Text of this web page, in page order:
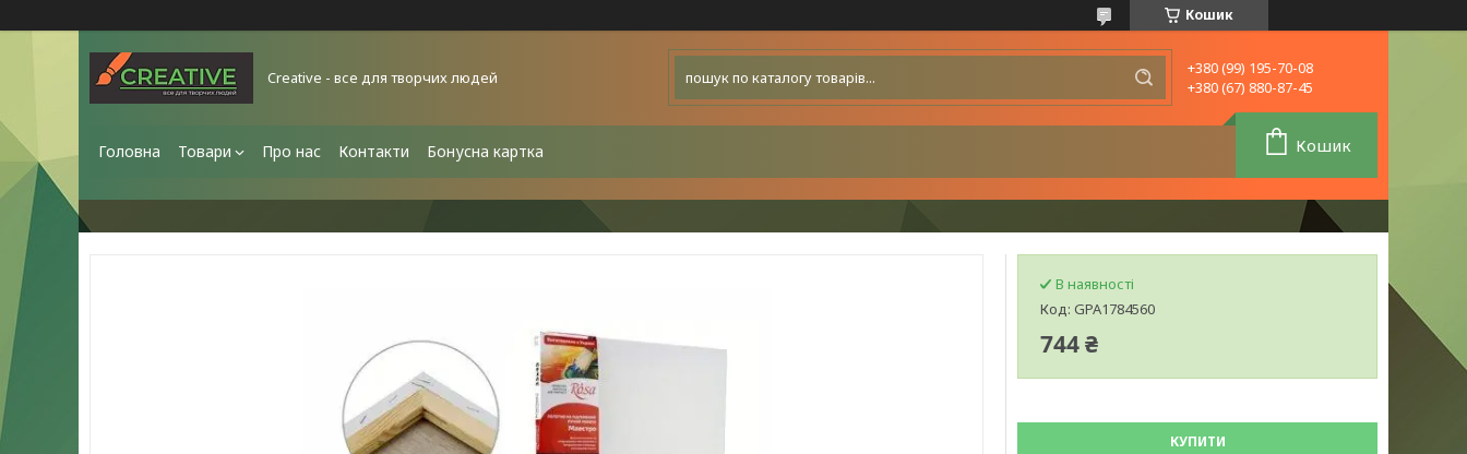
Кошик
Creative - все для творчих людей
+380 (99) 195-70-08
+380 (67) 880-87-45
Головна Товари Про нас Контакти Бонусна картка Кошик
В наявності
Код: GPA1784560
744 ₴
КУПИТИ